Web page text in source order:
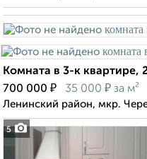
5
Комната в 3-к квартире,
700 000 ₽ 35 000 ₽ за м²
Ленинский район, мкр.